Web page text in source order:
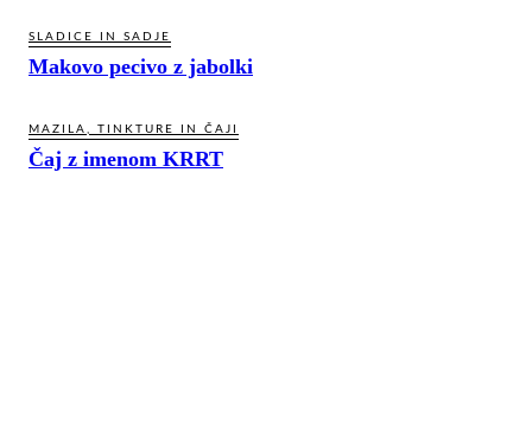
SLADICE IN SADJE
Makovo pecivo z jabolki
MAZILA, TINKTURE IN ČAJI
Čaj z imenom KRRT